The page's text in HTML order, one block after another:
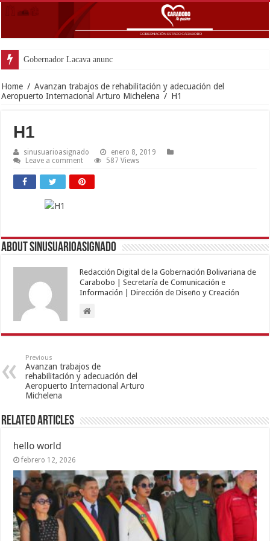
Gobernador Lacava anunció colocación d
Home / Avanzan trabajos de rehabilitación y adecuación del
Aeropuerto Internacional Arturo Michelena / H1
H1
sinusuarioasignado
enero 8, 2019
Leave a comment
587 Views
About sinusuarioasignado
Redacción Digital de la Gobernación Bolivariana de
Carabobo | Secretaría de Comunicación e
Información | Dirección de Diseño y Creación
Previous
Avanzan trabajos de
rehabilitación y adecuación del
Aeropuerto Internacional Arturo
Michelena
Related Articles
hello world
febrero 12, 2026